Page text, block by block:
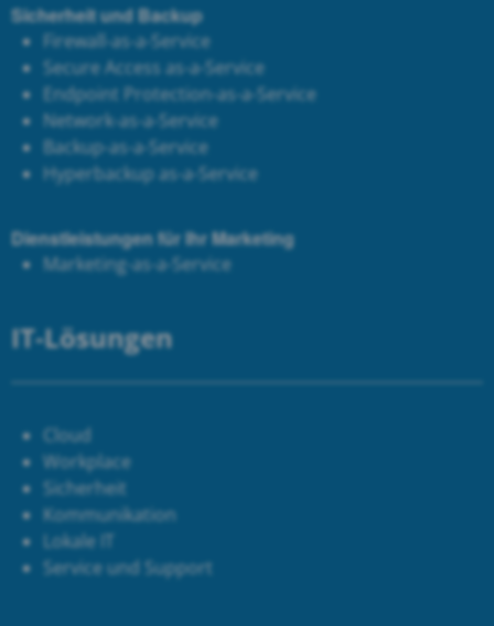
Sicherheit und Backup
Firewall-as-a-Service
Secure Access as-a-Service
Endpoint Protection-as-a-Service
Network-as-a-Service
Backup-as-a-Service
Hyperbackup as-a-Service
Dienstleistungen für Ihr Marketing
Marketing-as-a-Service
IT-Lösungen
Cloud
Workplace
Sicherheit
Kommunikation
Lokale IT
Service und Support